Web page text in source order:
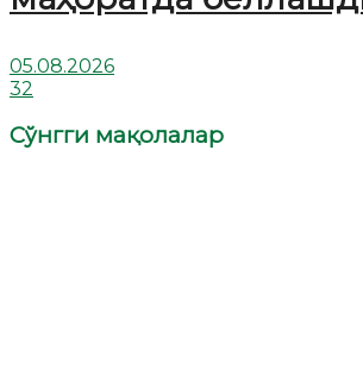
05.08.2026
32
Сўнгги мақолалар